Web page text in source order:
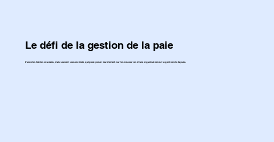
Le défi de la gestion de la paie
L'une des tâches cruciales, mais souvent sous-estimée, qui peut peser lourdement sur les ressources d'une organisation est la gestion de la paie.